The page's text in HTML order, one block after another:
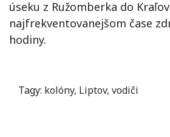
úseku z Ružomberka do
najfrekventovanejšom čase
hodiny.
Tagy: kolóny, Liptov, vodiči